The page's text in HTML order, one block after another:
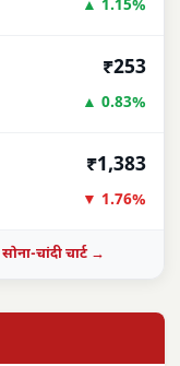
▲ 1.15%
₹253
▲ 0.83%
₹1,383
▼ 1.76%
सोना-चांदी चार्ट →